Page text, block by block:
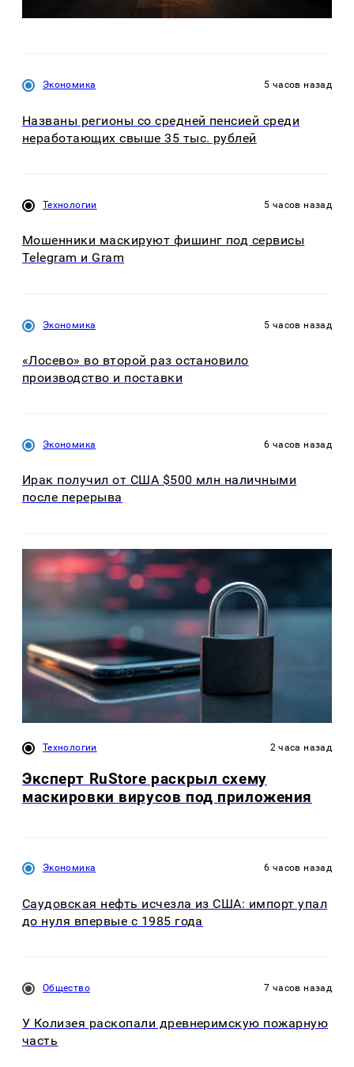
Экономика 5 часов назад
Названы регионы со средней пенсией среди
неработающих свыше 35 тыс. рублей
Технологии 5 часов назад
Мошенники маскируют фишинг под сервисы
Telegram и Gram
Экономика 5 часов назад
«Лосево» во второй раз остановило
производство и поставки
Экономика 6 часов назад
Ирак получил от США $500 млн наличными
после перерыва
Технологии 2 часа назад
Эксперт RuStore раскрыл схему
маскировки вирусов под приложения
Экономика 6 часов назад
Саудовская нефть исчезла из США: импорт упал
до нуля впервые с 1985 года
Общество 7 часов назад
У Колизея раскопали древнеримскую пожарную
часть